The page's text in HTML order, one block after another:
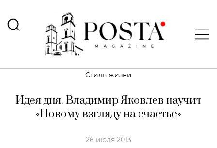
Стиль жизни
Идея дня. Владимир Яковлев научит
«Новому взгляду на счастье»
26 июля 2013